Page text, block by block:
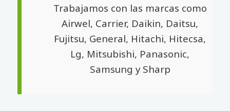
Trabajamos con las marcas como
Airwel, Carrier, Daikin, Daitsu,
Fujitsu, General, Hitachi, Hitecsa,
Lg, Mitsubishi, Panasonic,
Samsung y Sharp